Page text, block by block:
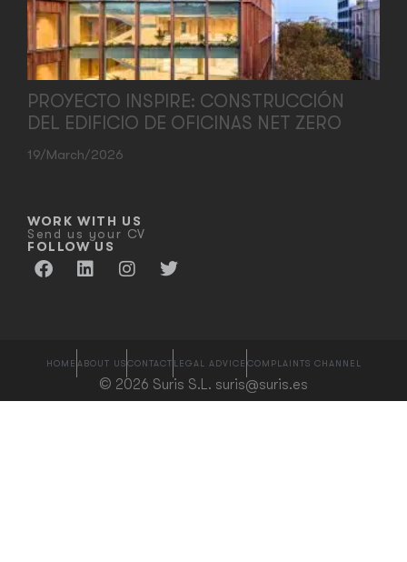
PROYECTO INSPIRE: CONSTRUCCIÓN
DEL EDIFICIO DE OFICINAS NET ZERO
19/March/2026
WORK WITH US
Send us your CV
FOLLOW US
© 2026 Suris S.L. suris@suris.es
HOME ABOUT USCONTACT LEGAL ADVICE COMPLAINTS CHANNEL